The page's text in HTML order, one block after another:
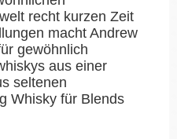
recht kurzen Zeit
macht Andrew
gewöhnlich
aus einer
seltenen
Whisky für Blends